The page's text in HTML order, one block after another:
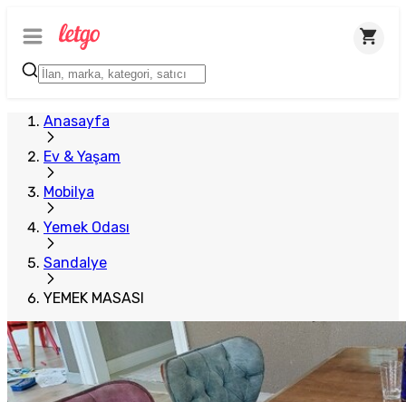
Anasayfa
Ev & Yaşam
Mobilya
Yemek Odası
Sandalye
YEMEK MASASI